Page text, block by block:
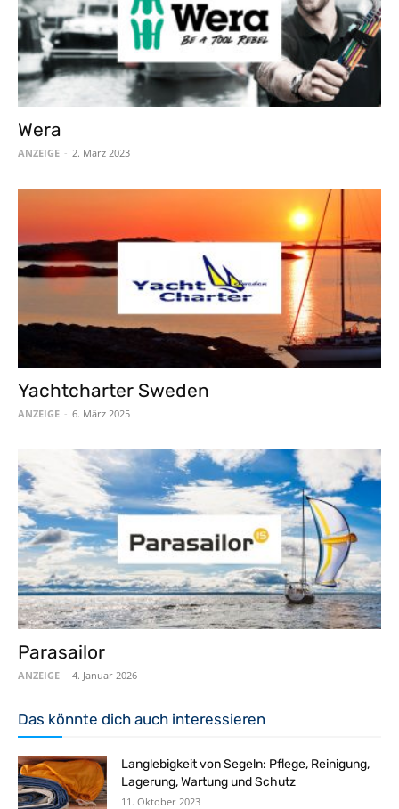
Wera
ANZEIGE - 2. März 2023
Yachtcharter Sweden
ANZEIGE - 6. März 2025
Parasailor
ANZEIGE - 4. Januar 2026
Das könnte dich auch interessieren
Langlebigkeit von Segeln: Pflege, Reinigung,
Lagerung, Wartung und Schutz
11. Oktober 2023